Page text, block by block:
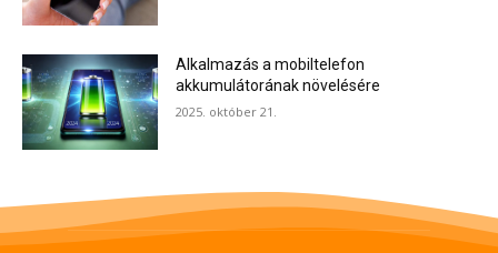
Alkalmazás a mobiltelefon
akkumulátorának növelésére
2025. október 21.